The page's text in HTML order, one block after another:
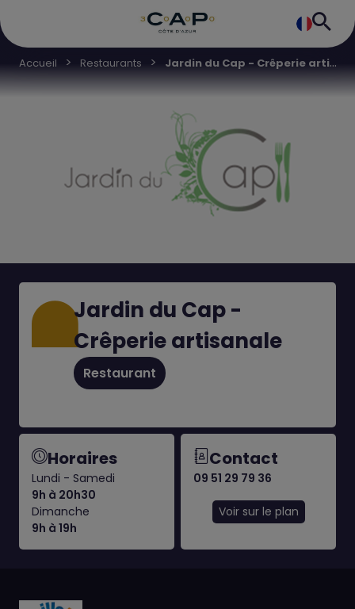
Accueil Restaurants J
ardin du Cap - Crêperie artisanale
Jardin du Cap -
Crêperie artisanale
Restaurant
Horaires
Lundi - Samedi
9h à 20h30
Dimanche
9h à 19h
Contact
09 51 29 79 36
Voir sur le plan